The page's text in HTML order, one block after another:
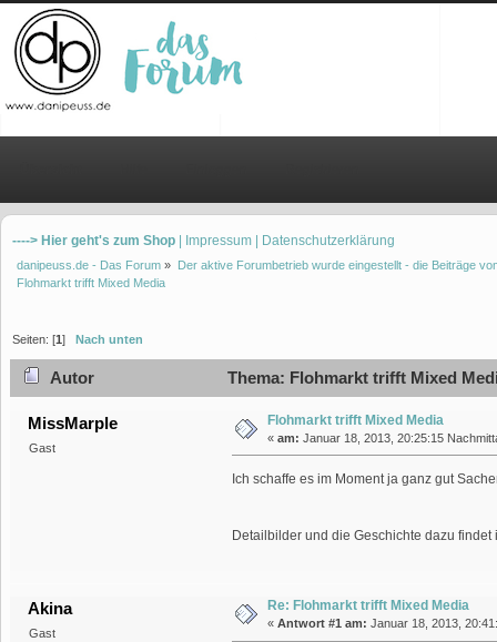
----> Hier geht's zum Shop | Impressum | Datenschutzerklärung
danipeuss.de - Das Forum » Der aktive Forumbetrieb wurde eingestellt - die Beiträge
Flohmarkt trifft Mixed Media
Seiten: [1] Nach unten
Autor Thema: Flohmarkt trifft Mixed
MissMarple
Gast
Flohmarkt trifft Mixed Media
« am: Januar 18, 2013, 20:25:15
Ich schaffe es im Moment ja ganz gut
Detailbilder und die Geschichte dazu
Akina
Gast
Re: Flohmarkt trifft Mixed Media
« Antwort #1 am: Januar 18, 2013,